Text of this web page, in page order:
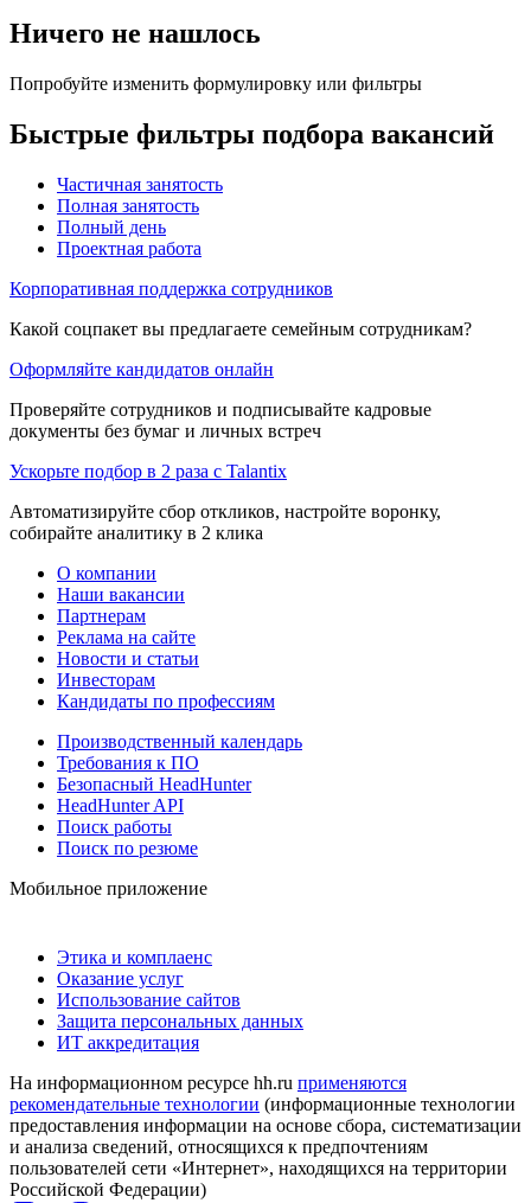
Ничего не нашлось
Попробуйте изменить формулировку или фильтры
Быстрые фильтры подбора вакансий
Частичная занятость
Полная занятость
Полный день
Проектная работа
Корпоративная поддержка сотрудников
Какой соцпакет вы предлагаете семейным сотрудникам?
Оформляйте кандидатов онлайн
Проверяйте сотрудников и подписывайте кадровые
документы без бумаг и личных встреч
Ускорьте подбор в 2 раза с Talantix
Автоматизируйте сбор откликов, настройте воронку,
собирайте аналитику в 2 клика
О компании
Наши вакансии
Партнерам
Реклама на сайте
Новости и статьи
Инвесторам
Кандидаты по профессиям
Производственный календарь
Требования к ПО
Безопасный HeadHunter
HeadHunter API
Поиск работы
Поиск по резюме
Мобильное приложение
Этика и комплаенс
Оказание услуг
Использование сайтов
Защита персональных данных
ИТ аккредитация
На информационном ресурсе hh.ru применяются
рекомендательные технологии (информационные технологии
предоставления информации на основе сбора, систематизации
и анализа сведений, относящихся к предпочтениям
пользователей сети «Интернет», находящихся на территории
Российской Федерации)